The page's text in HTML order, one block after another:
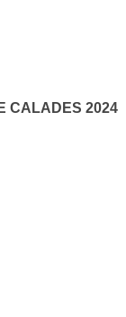
CALADES 2024